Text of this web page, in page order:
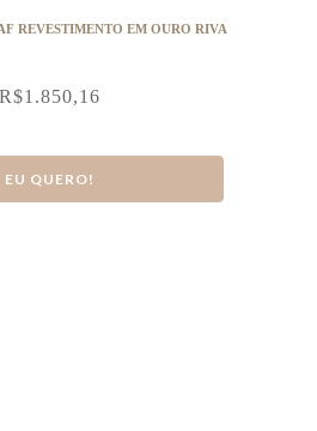
REVESTIMENTO EM OURO RIVA
R$1.850,16
EU QUERO!